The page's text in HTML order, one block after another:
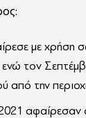
με χρήση
τον
από την
αφαίρεσαν